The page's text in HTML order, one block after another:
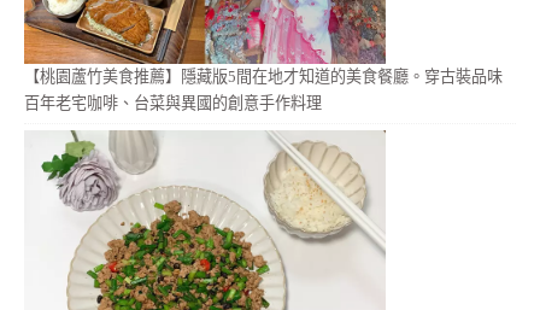
【桃園蘆竹美食推薦】隱藏版5間在地才知道的美食餐廳。穿古裝品味
百年老宅咖啡、台菜與異國的創意手作料理